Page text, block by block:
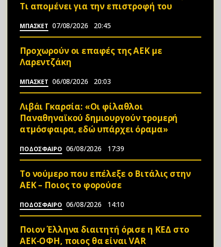
Τι απομένει για την επιστροφή του
ΜΠΑΣΚΕΤ 07/08/2026 20:45
Προχωρούν οι επαφές της ΑΕΚ με
Λαρεντζάκη
ΜΠΑΣΚΕΤ 06/08/2026 20:03
Λιβάι Γκαρσία: «Οι φίλαθλοι
Παναθηναϊκού δημιουργούν τρομερή
ατμόσφαιρα, εδώ υπάρχει όραμα»
ΠΟΔΟΣΦΑΙΡΟ 06/08/2026 17:39
Το νούμερο που επέλεξε ο Βιτάλις στην
ΑΕΚ – Ποιος το φορούσε
ΠΟΔΟΣΦΑΙΡΟ 06/08/2026 14:10
Ποιον Έλληνα διαιτητή όρισε η ΚΕΔ στο
ΑΕΚ-ΟΦΗ, ποιος θα είναι VAR